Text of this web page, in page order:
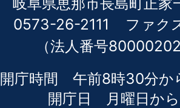
0573-26-2111
ファ
（法人番号
開庁時間 午前8時30分か
開庁日 月曜日か